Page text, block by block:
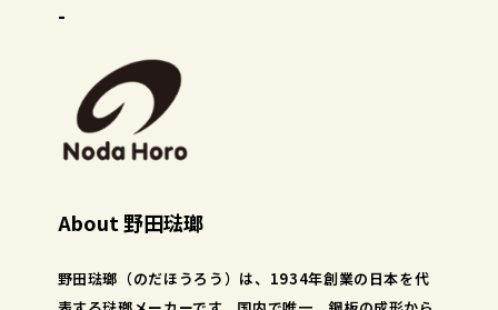
-
About 野田琺瑯
野田琺瑯（のだほうろう）は、1934年創業の日本を代